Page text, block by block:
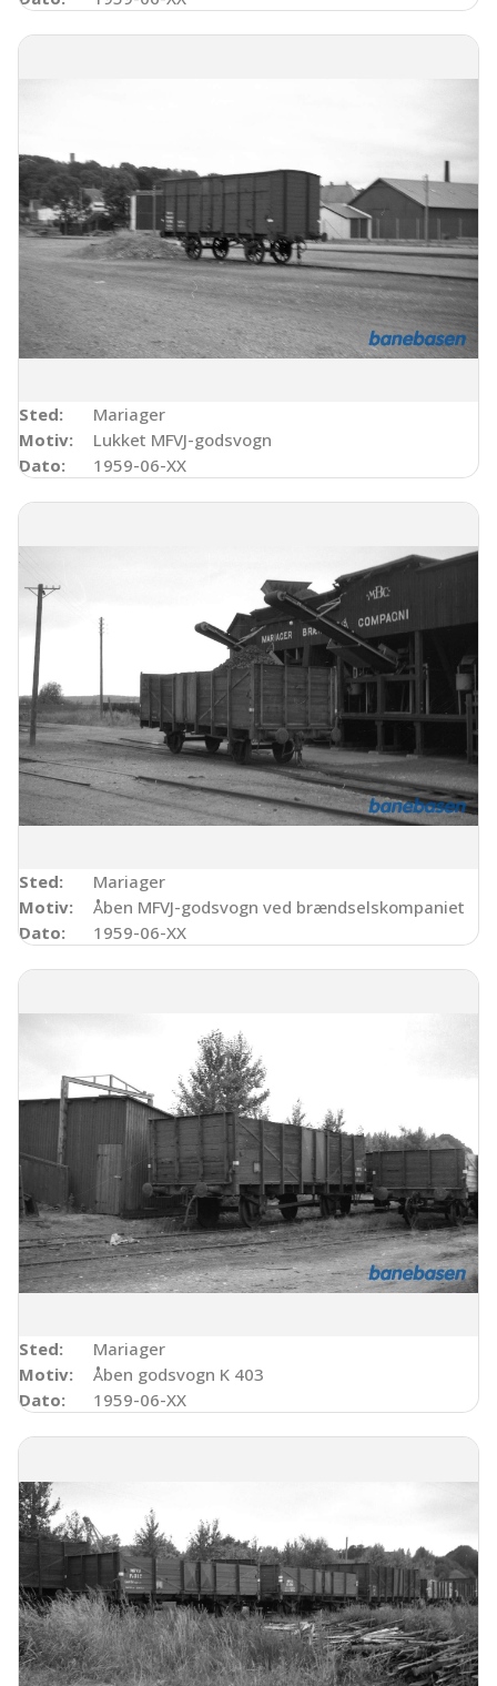
Sted:
Mariager
Motiv:
Lukket MFVJ-godsvogn
Dato:
1959-06-XX
Sted:
Mariager
Motiv:
Åben MFVJ-godsvogn ved brændselskompaniet
Dato:
1959-06-XX
Sted:
Mariager
Motiv:
Åben godsvogn K 403
Dato:
1959-06-XX